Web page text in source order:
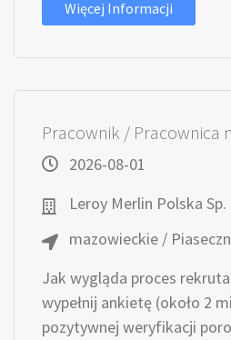
Więcej Informacji
Pracownik / Pracownica
2026-08-01
Leroy Merlin Polska Sp.
mazowieckie /
Jak wygląda proces
wypełnij ankietę (około 2
pozytywnej weryfikacji